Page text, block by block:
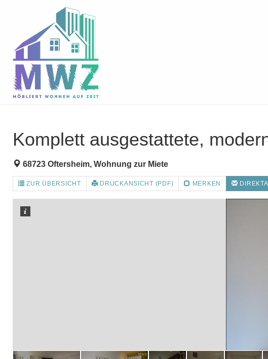
Komplett ausgestattete,
68723 Oftersheim, Wohnung zur Miete
ZUR ÜBERSICHT DRUCKANSICHT (PDF) MERKEN